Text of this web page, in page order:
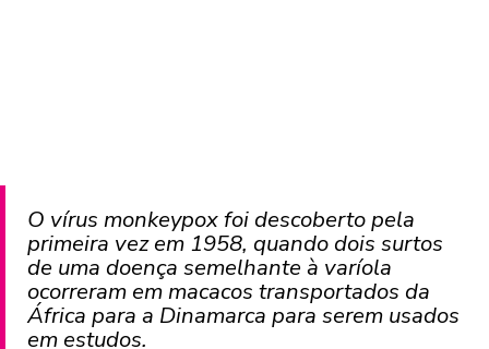
O vírus monkeypox foi descoberto pela
primeira vez em 1958, quando dois surtos
de uma doença semelhante à varíola
ocorreram em macacos transportados da
África para a Dinamarca para serem usados
em estudos.